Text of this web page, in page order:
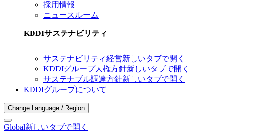
採用情報
ニュースルーム
KDDIサステナビリティ
サステナビリティ経営新しいタブで開く
KDDIグループ人権方針新しいタブで開く
サステナブル調達方針新しいタブで開く
KDDIグループについて
Change Language / Region
Global新しいタブで開く